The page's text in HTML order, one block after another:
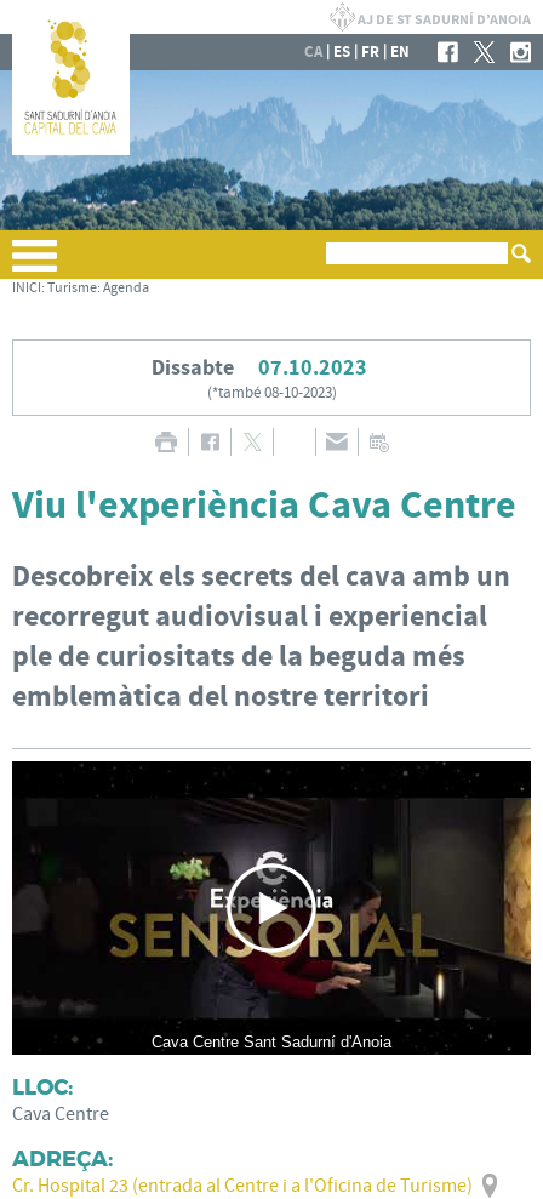
CA| ES | FR | EN
INICI: Turisme: Agenda
Dissabte 07.10.2023
(*també 08-10-2023)
Viu l'experiència Cava Centre
Descobreix els secrets del cava amb un
recorregut audiovisual i experiencial
ple de curiositats de la beguda més
emblemàtica del nostre territori
Cava Centre Sant Sadurní d'Anoia
LLOC:
Cava Centre
ADREÇA:
Cr. Hospital 23 (entrada al Centre i a l'Oficina de Turisme)